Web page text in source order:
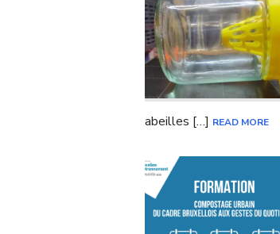
abeilles […] READ MORE